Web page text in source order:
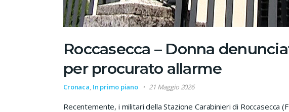
Roccasecca – Donna
per procurato allarme
Cronaca, In primo piano 21 Maggio 2026
Recentemente, i militari della Stazione Carabinieri di Roccasecca